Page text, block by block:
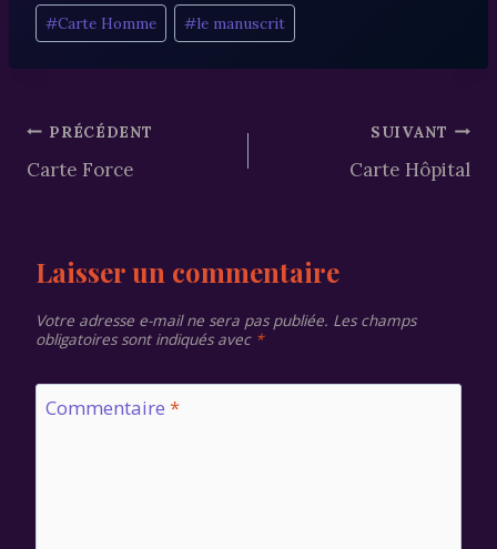
Étiquettes
de
la
#Carte Homme #le manuscrit
Navigation
de
PRÉCÉDENT
Carte Force
SUIVANT
Carte Hôpital
Laisser un commentaire
Votre adresse e-mail ne sera pas publiée. Les champs
obligatoires sont indiqués avec *
Commentaire *